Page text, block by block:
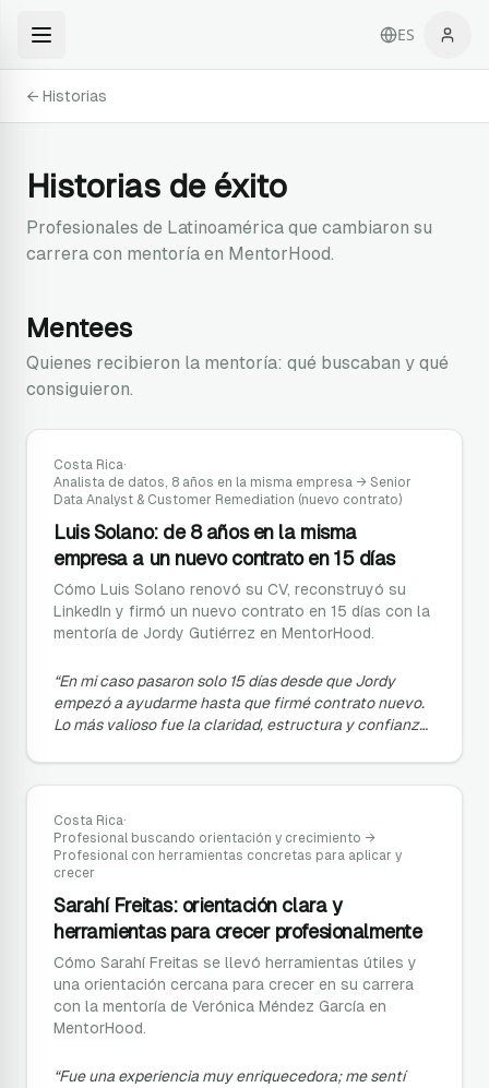
ES
← Historias
Historias de éxito
Profesionales de Latinoamérica que cambiaron su
carrera con mentoría en MentorHood.
Mentees
Quienes recibieron la mentoría: qué buscaban y qué
consiguieron.
Costa Rica·
Analista de datos, 8 años en la misma empresa → Senior
Data Analyst & Customer Remediation (nuevo contrato)
Luis Solano: de 8 años en la misma
empresa a un nuevo contrato en 15 días
Cómo Luis Solano renovó su CV, reconstruyó su
LinkedIn y firmó un nuevo contrato en 15 días con la
mentoría de Jordy Gutiérrez en MentorHood.
“En mi caso pasaron solo 15 días desde que Jordy
empezó a ayudarme hasta que firmé contrato nuevo.
Lo más valioso fue la claridad, estructura y confianza
Costa Rica·
Profesional buscando orientación y crecimiento →
Profesional con herramientas concretas para aplicar y
crecer
Sarahí Freitas: orientación clara y
herramientas para crecer profesionalmente
Cómo Sarahí Freitas se llevó herramientas útiles y
una orientación cercana para crecer en su carrera
con la mentoría de Verónica Méndez García en
MentorHood.
“Fue una experiencia muy enriquecedora; me sentí